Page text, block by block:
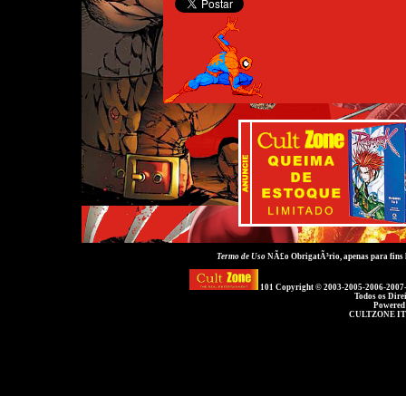
Termo de UsoNÃ£o ObrigatÃ³rio, apenas para
101 Copyright © 2003-2005-2006-
Todos os
CULTZONE